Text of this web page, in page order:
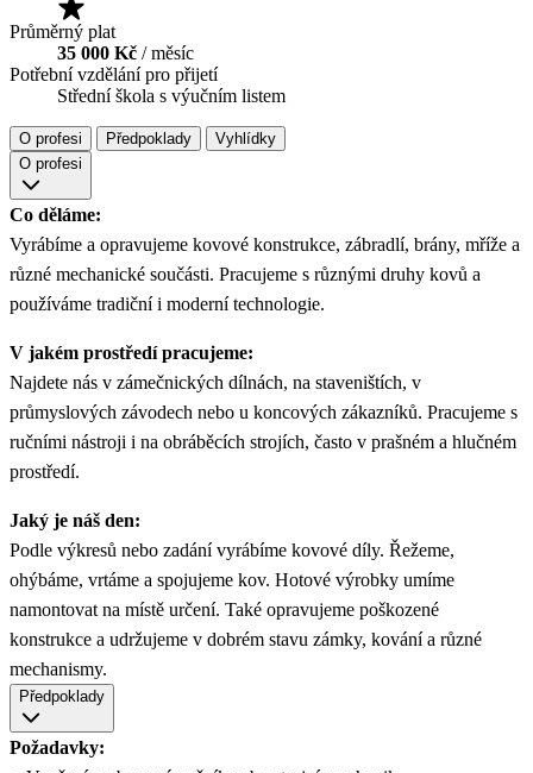
Průměrný plat
35 000 Kč / měsíc
Potřební vzdělání pro přijetí
Střední škola s výučním listem
O profesi Předpoklady
Vyhlídky
O profesi
Co děláme:
Vyrábíme a opravujeme kovové konstrukce, zábradlí, brány, mříže a
různé mechanické součásti. Pracujeme s různými druhy kovů a
používáme tradiční i moderní technologie.
V jakém prostředí pracujeme:
Najdete nás v zámečnických dílnách, na staveništích, v
průmyslových závodech nebo u koncových zákazníků. Pracujeme s
ručními nástroji i na obráběcích strojích, často v prašném a hlučném
prostředí.
Jaký je náš den:
Podle výkresů nebo zadání vyrábíme kovové díly. Řežeme,
ohýbáme, vrtáme a spojujeme kov. Hotové výrobky umíme
namontovat na místě určení. Také opravujeme poškozené
konstrukce a udržujeme v dobrém stavu zámky, kování a různé
mechanismy.
Předpoklady
Požadavky: